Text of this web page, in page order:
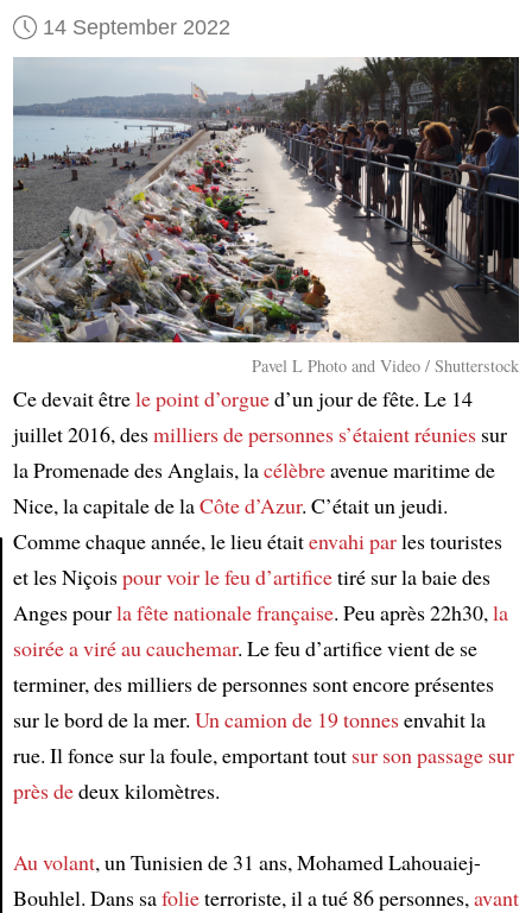
Article
14 September 2022
Pavel L Photo and Video / Shutterstock
Ce devait êtrele point d’orgued’un jour de fête. Le 14
juillet 2016, desmilliers de personnes s’étaient réuniessur
la Promenade des Anglais, lacélèbreavenue maritime de
Nice, la capitale de laCôte d’Azur. C’était un jeudi.
Comme chaque année, le lieu étaitenvahi parles touristes
et les Niçoispour voirle feu d’artificetiré sur la baie des
Anges pourla fête nationale française. Peu après 22h30,la
soiréea viré au cauchemar. Le feu d’artifice vient de se
terminer, des milliers de personnes sont encore présentes
sur le bord de la mer. Un camion de 19 tonnesenvahit la
rue. Il fonce sur la foule, emportant tout sur son passage sur
près dedeux kilomètres.
Au volant, un Tunisien de 31 ans, Mohamed Lahouaiej-
Bouhlel. Dans safolieterroriste, il a tué 86 personnes,avant